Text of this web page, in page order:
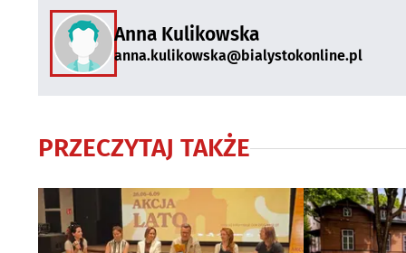
Anna Kulikowska
anna.kulikowska@bialystokonline.pl
PRZECZYTAJ TAKŻE